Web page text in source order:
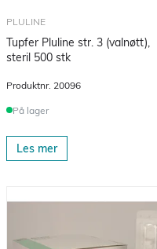
PLULINE
Tupfer Pluline str. 3 (valnøtt),
steril 500 stk
Produktnr. 20096
På lager
Les mer